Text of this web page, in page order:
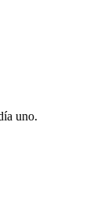
uno.